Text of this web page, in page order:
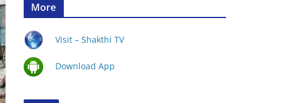
More
Visit – Shakthi TV
Download App